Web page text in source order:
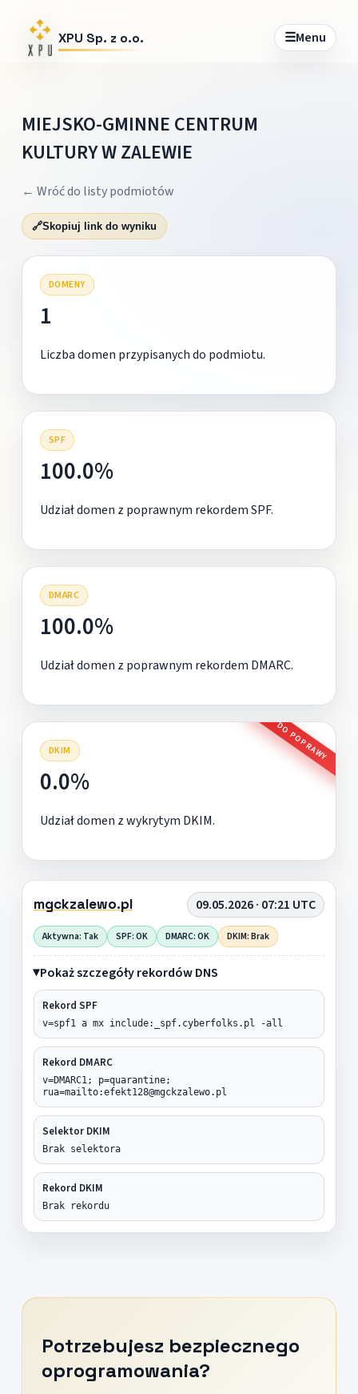
XPU Sp. z o.o. ☰Menu
MIEJSKO-GMINNE CENTRUM
KULTURY W ZALEWIE
← Wróć do listy podmiotów
🔗Skopiuj link do wyniku
DOMENY
1
Liczba domen przypisanych do podmiotu.
SPF
100.0%
Udział domen z poprawnym rekordem SPF.
DMARC
100.0%
Udział domen z poprawnym rekordem DMARC.
DKIM DO POPRAWY
0.0%
Udział domen z wykrytym DKIM.
mgckzalewo.pl 09.05.2026 · 07:21 UTC
Aktywna: Tak SPF: OK DMARC: OK DKIM: Brak
Pokaż szczegóły rekordów DNS
Rekord SPF
v=spf1 a mx include:_spf.cyberfolks.pl -all
Rekord DMARC
v=DMARC1; p=quarantine;
rua=mailto:efekt128@mgckzalewo.pl
Selektor DKIM
Brak selektora
Rekord DKIM
Brak rekordu
Potrzebujesz bezpiecznego
oprogramowania?